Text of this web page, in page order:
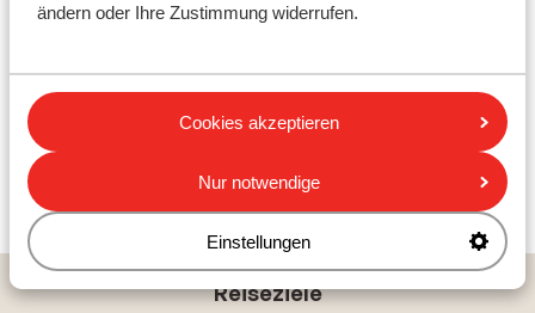
ändern oder Ihre Zustimmung widerrufen.
Cookies akzeptieren
Nur notwendige
Einstellungen
lebhaften Après-Ski-Stationen wie St. Anton am
Entscheidung liegt bei Ihnen!
Alle Skiapartments anzeigen
Reiseziele